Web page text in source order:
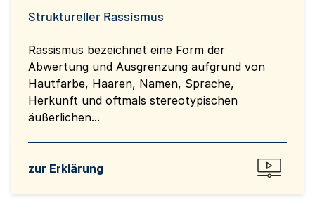
Struktureller Rassismus
Rassismus bezeichnet eine Form der
Abwertung und Ausgrenzung aufgrund von
Hautfarbe, Haaren, Namen, Sprache,
Herkunft und oftmals stereotypischen
äußerlichen...
zur Erklärung